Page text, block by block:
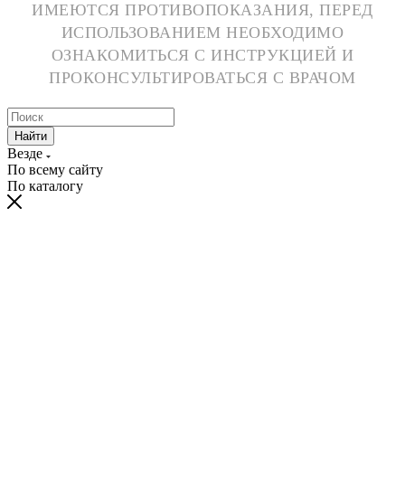
ИМЕЮТСЯ ПРОТИВОПОКАЗАНИЯ, ПЕРЕД
ИСПОЛЬЗОВАНИЕМ НЕОБХОДИМО
ОЗНАКОМИТЬСЯ С ИНСТРУКЦИЕЙ И
ПРОКОНСУЛЬТИРОВАТЬСЯ С ВРАЧОМ
Найти
Везде
По всему сайту
По каталогу